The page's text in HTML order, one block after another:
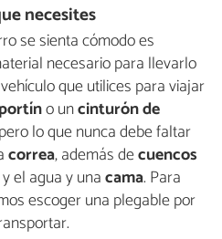
necesites
se sienta cómodo es
necesario para llevarlo
que utilices para viajar
o uncinturón de
lo que nunca debe faltar
correa, además decuencos
el agua y unacama. Para
escoger una plegable por